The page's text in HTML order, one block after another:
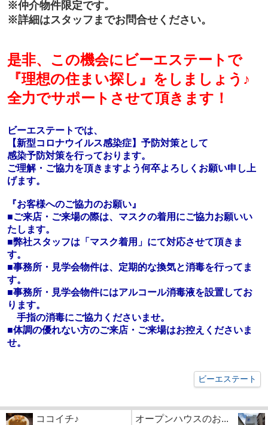
※仲介物件限定です。
※詳細はスタッフまでお問合せください。
是非、この機会にビーエステートで
『理想の住まい探し』をしましょう♪
全力でサポートさせて頂きます！
ビーエステートでは、
【新型コロナウイルス感染症】予防対策として
感染予防対策を行っております。
ご理解・ご協力を頂きますよう何卒よろしくお願い申し上
げます。
『お客様へのご協力のお願い』
■ご来店・ご来場の際は、マスクの着用にご協力お願いい
たします。
■弊社スタッフは「マスク着用」にて対応させて頂きま
す。
■事務所・見学会物件は、定期的な換気と消毒を行ってま
す。
■事務所・見学会物件にはアルコール消毒液を設置してお
ります。
手指の消毒にご協力くださいませ。
■体調の優れない方のご来店・ご来場はお控えくださいま
せ。
ビーエステート
ココイチ♪ オープンハウスのお...